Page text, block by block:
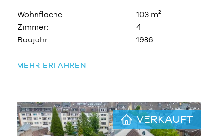
Wohnfläche:
103 m²
Zimmer:
4
Baujahr:
1986
MEHR ERFAHREN
VERKAUFT